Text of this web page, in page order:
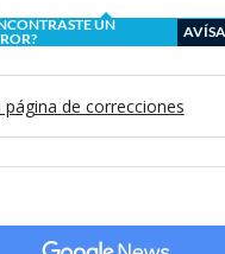
UN
página de correcciones